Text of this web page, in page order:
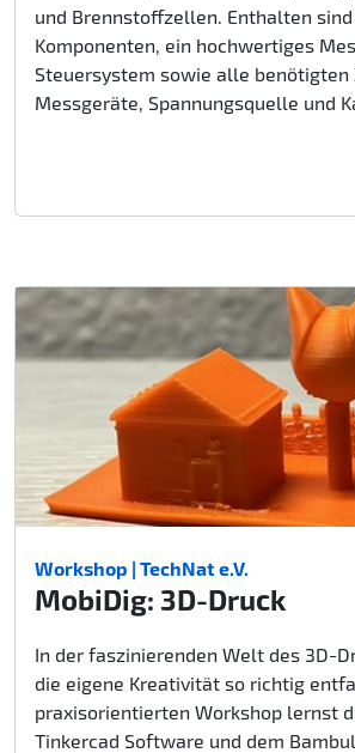
und Brennstoffzellen. Enthalten
Komponenten, ein hochwertiges
Steuersystem sowie alle
Messgeräte, Spannungsquelle und
Workshop | TechNat e.V.
MobiDig: 3D-Druck
In der faszinierenden Welt des 3D-
die eigene Kreativität so richtig
praxisorientierten Workshop lernst
Tinkercad Software und dem